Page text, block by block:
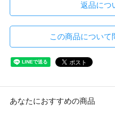
返品につ
この商品について
あなたにおすすめの商品